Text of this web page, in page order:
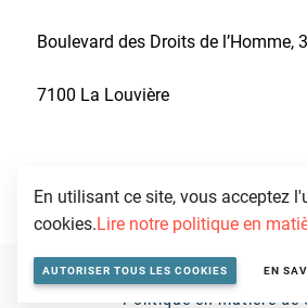
Boulevard des Droits de l’Homme, 3
7100 La Louvière
Conditions générales
Politique en matière de
En utilisant ce site, vous acceptez
cookies.Lire notre politique en
AUTORISER TOUS LES COOKIES EN